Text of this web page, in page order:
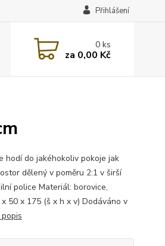
Přihlášení
0ks
za 0,00 Kč
hodí do jakéhokoliv pokoje jak
dělený v poměru 2:1 v širší
police Materiál: borovice,
50 x 175 (š x h x v) Dodáváno v